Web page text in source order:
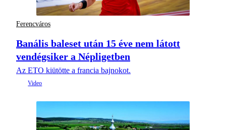
Ferencváros
Banális baleset után 15 éve nem látott
vendégsiker a Népligetben
Az ETO kiütötte a francia bajnokot.